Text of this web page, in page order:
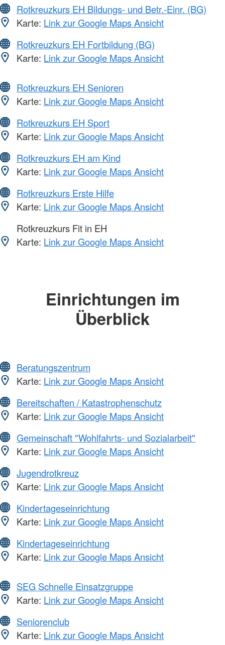
Rotkreuzkurs EH Bildungs- und Betr.-Einr. (BG)
Karte: Link zur Google Maps Ansicht
Rotkreuzkurs EH Fortbildung (BG)
Karte: Link zur Google Maps Ansicht
Rotkreuzkurs EH Senioren
Karte: Link zur Google Maps Ansicht
Rotkreuzkurs EH Sport
Karte: Link zur Google Maps Ansicht
Rotkreuzkurs EH am Kind
Karte: Link zur Google Maps Ansicht
Rotkreuzkurs Erste Hilfe
Karte: Link zur Google Maps Ansicht
Rotkreuzkurs Fit in EH
Karte: Link zur Google Maps Ansicht
Einrichtungen im
Überblick
Beratungszentrum
Karte: Link zur Google Maps Ansicht
Bereitschaften / Katastrophenschutz
Karte: Link zur Google Maps Ansicht
Gemeinschaft "Wohlfahrts- und Sozialarbeit"
Karte: Link zur Google Maps Ansicht
Jugendrotkreuz
Karte: Link zur Google Maps Ansicht
Kindertageseinrichtung
Karte: Link zur Google Maps Ansicht
Kindertageseinrichtung
Karte: Link zur Google Maps Ansicht
SEG Schnelle Einsatzgruppe
Karte: Link zur Google Maps Ansicht
Seniorenclub
Karte: Link zur Google Maps Ansicht